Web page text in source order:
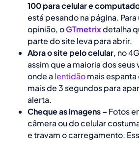
100 para celular e
está pesando na página.
opinião, oGTmetrixdetalha
parte do site leva para abrir.
Abra o site pelo celular, no
assim que a maioria dos seus
onde a lentidãomais
mais de 3 segundos para
alerta.
Cheque as imagens – Fotos
câmera ou do celular
e travam o carregamento.